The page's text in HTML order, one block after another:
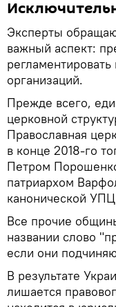
Эксперты
важный аспект:
организаций.
Прежде всего,
церковной
Православная
в конце 2018-го
Петром
патриархом
канонической
Все прочие
названии слово
если они
В результате
лишается